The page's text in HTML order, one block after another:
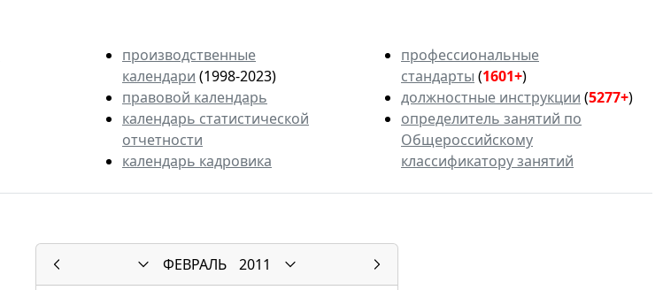
производственные
календари (1998-2023)
правовой календарь
календарь статистической
отчетности
календарь кадровика
профессиональные
стандарты (1601+)
должностные инструкции (5277+)
определитель занятий по
Общероссийскому
классификатору занятий
ФЕВРАЛЬ
2011